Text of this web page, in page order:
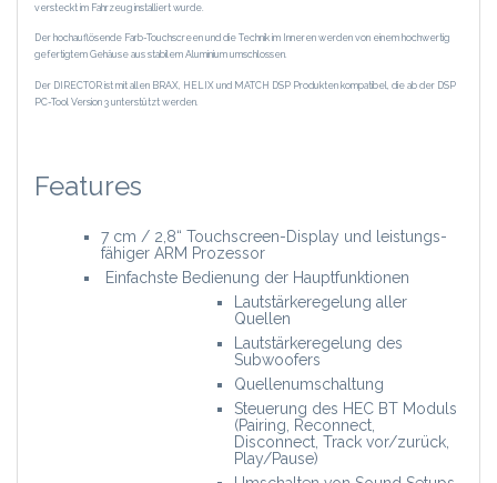
versteckt im Fahrzeug installiert wurde.
Der hochauflösende Farb-Touchscreen und die Technik im Inneren werden von einem hochwertig
gefertigtem Gehäuse aus stabilem Aluminium umschlossen.
Der DIRECTOR ist mit allen BRAX, HELIX und MATCH DSP Produkten kompatibel, die ab der DSP
PC-Tool Version 3 unterstützt werden.
Features
7 cm / 2,8“ Touchscreen-Display und leistungs­
fähiger ARM Prozessor
Einfachste Bedienung der Hauptfunktionen
Lautstärkeregelung aller
Quellen
Lautstärkeregelung des
Subwoofers
Quellenumschaltung
Steuerung des HEC BT Moduls
(Pairing, Reconnect,
Disconnect, Track vor/zurück,
Play/Pause)